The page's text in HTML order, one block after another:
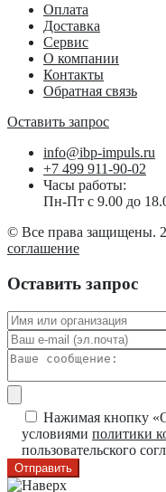
Оплата
Доставка
Сервис
О компании
Контакты
Обратная связь
Оставить запрос
info@ibp-impuls.ru
+7 499 911-90-02
Часы работы:
Пн-Пт с 9.00 до
© Все права защищены.
соглашение
Оставить запрос
Нажимая кнопку
условиями политики
пользовательского